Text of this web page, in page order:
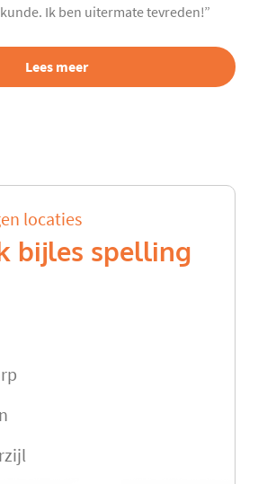
Ik ben uitermate tevreden!”
Lees meer
locaties
bijles spelling